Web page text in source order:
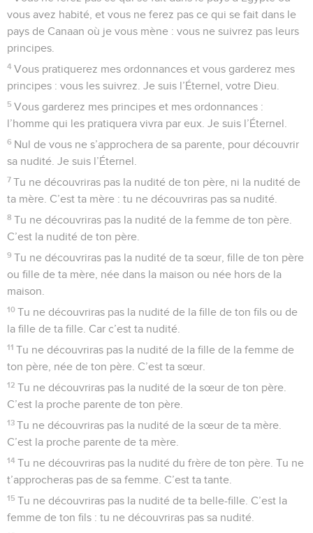
vous avez habité, et vous ne ferez pas ce qui se fait dans le
pays de Canaan où je vous mène : vous ne suivrez pas leurs
principes.
4 Vous pratiquerez mes ordonnances et vous garderez mes
principes : vous les suivrez. Je suis l’Éternel, votre Dieu.
5 Vous garderez mes principes et mes ordonnances :
l’homme qui les pratiquera vivra par eux. Je suis l’Éternel.
6 Nul de vous ne s’approchera de sa parente, pour découvrir
sa nudité. Je suis l’Éternel.
7 Tu ne découvriras pas la nudité de ton père, ni la nudité de
ta mère. C’est ta mère : tu ne découvriras pas sa nudité.
8 Tu ne découvriras pas la nudité de la femme de ton père.
C’est la nudité de ton père.
9 Tu ne découvriras pas la nudité de ta sœur, fille de ton père
ou fille de ta mère, née dans la maison ou née hors de la
maison.
10 Tu ne découvriras pas la nudité de la fille de ton fils ou de
la fille de ta fille. Car c’est ta nudité.
11 Tu ne découvriras pas la nudité de la fille de la femme de
ton père, née de ton père. C’est ta sœur.
12 Tu ne découvriras pas la nudité de la sœur de ton père.
C’est la proche parente de ton père.
13 Tu ne découvriras pas la nudité de la sœur de ta mère.
C’est la proche parente de ta mère.
14 Tu ne découvriras pas la nudité du frère de ton père. Tu ne
t’approcheras pas de sa femme. C’est ta tante.
15 Tu ne découvriras pas la nudité de ta belle-fille. C’est la
femme de ton fils : tu ne découvriras pas sa nudité.